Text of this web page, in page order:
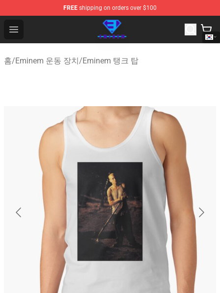
FREE shipping on orders over $100
Open menu
Eminem Store - Official Eminem Merchandise Shop
홈/Eminem 운동 장치/Eminem 탱크 탑